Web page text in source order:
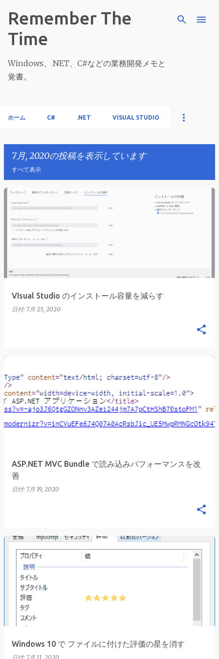
スキップしてメイン コンテンツに移動
Remember The
Time
Windows、.NET、C#などの業務開発メモと
覚書。
ホーム C# .NET VISUAL STUDIO
7月, 2020の投稿を表示しています
すべて表示
投
稿
VIsual Studio のインストール容量を減らす
日付: 7月 25, 2020
ASP.NET MVC Bundle で読み込みパフォーマンスを改
善
日付: 7月 19, 2020
Windows 10 で ファイルに付けた評価の星を消す
日付: 7月 11, 2020